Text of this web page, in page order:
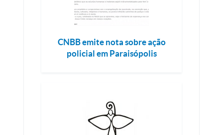
CNBB emite nota sobre ação
policial em Paraisópolis